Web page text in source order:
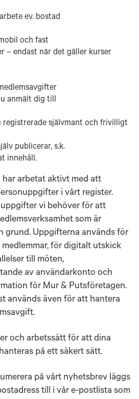
ev. bostad
och fast
– endast när det gäller kurser
anmält dig till
registrerade självmant och frivilligt
publicerar, s.k.
innehåll.
arbetat aktivt med att
i vårt register.
vi behöver för att
som är
grund. Uppgifterna används för
för digitalt utskick
till möten,
av användarkonto och
för Mur & Putsföretagen.
används även för att hantera
och arbetssätt för att dina
på ett säkert sätt.
på vårt nyhetsbrev läggs
till i vår e-postlista som